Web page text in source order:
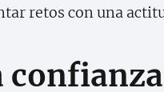
retos con una